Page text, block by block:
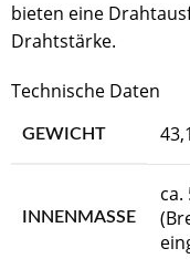
bieten eine
Drahtstärke.
Technische Daten
GEWICHT
INNENMASSE
ca.